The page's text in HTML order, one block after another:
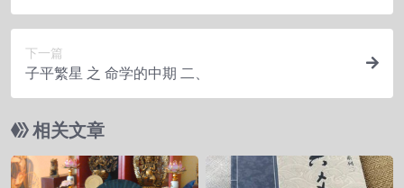
下一篇
子平繁星 之 命学的中期 二、
相关文章